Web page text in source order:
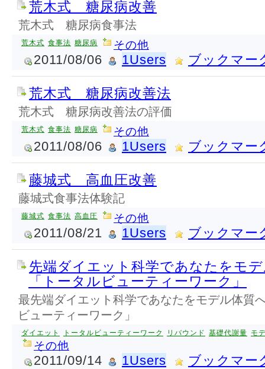
荒木式 糖尿病改善
荒木式 糖尿病食事法
荒木式 食事法 糖尿病 その他
2011/08/06 1Users ブックマー
荒木式 糖尿病改善法
荒木式 糖尿病改善法の評価
荒木式 食事法 糖尿病 その他
2011/08/06 1Users ブックマー
藤城式 高血圧改善
藤城式食事法体験記
藤城式 食事法 高血圧 その他
2011/08/21 1Users ブックマー
先端ダイエット科学であなたをモ
「トータルビューティーワーク」
最先端ダイエット科学であなたをモデル体質
ビューティーワーク」
ダイエット トータルビューティーワーク リバウンド 基礎代謝量 モ
その他
2011/09/14 1Users ブックマー